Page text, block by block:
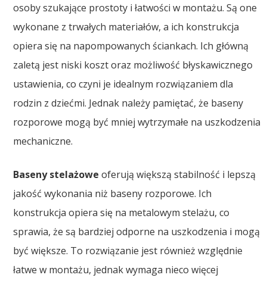
osoby szukające prostoty i łatwości w montażu. Są one
wykonane z trwałych materiałów, a ich konstrukcja
opiera się na napompowanych ściankach. Ich główną
zaletą jest niski koszt oraz możliwość błyskawicznego
ustawienia, co czyni je idealnym rozwiązaniem dla
rodzin z dziećmi. Jednak należy pamiętać, że baseny
rozporowe mogą być mniej wytrzymałe na uszkodzenia
mechaniczne.
Baseny stelażowe oferują większą stabilność i lepszą
jakość wykonania niż baseny rozporowe. Ich
konstrukcja opiera się na metalowym stelażu, co
sprawia, że są bardziej odporne na uszkodzenia i mogą
być większe. To rozwiązanie jest również względnie
łatwe w montażu, jednak wymaga nieco więcej